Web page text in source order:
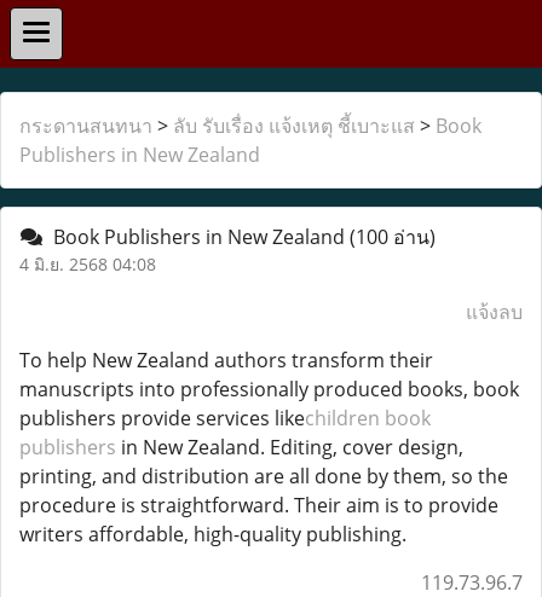
กระดานสนทนา > ลับ รับเรื่อง แจ้งเหตุ ชี้เบาะแส > Book
Publishers in New Zealand
Book Publishers in New Zealand (100 อ่าน)
4 มิ.ย. 2568 04:08
แจ้งลบ
To help New Zealand authors transform their
manuscripts into professionally produced books, book
publishers provide services likechildren book
publishers in New Zealand. Editing, cover design,
printing, and distribution are all done by them, so the
procedure is straightforward. Their aim is to provide
writers affordable, high-quality publishing.
119.73.96.7